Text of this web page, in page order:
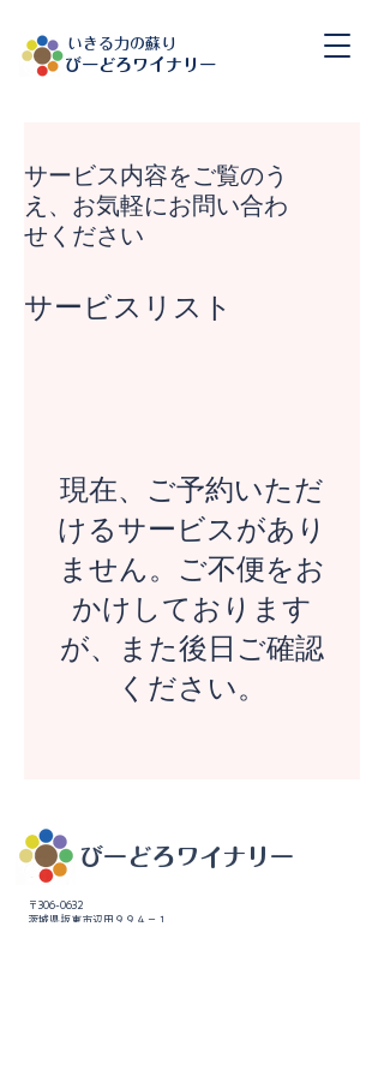
​いきる力の蘇り
​びーどろワイナリー
サービス内容をご覧のう
え、お気軽にお問い合わ
せください
サービスリスト
現在、ご予約いただ
けるサービスがあり
ません。ご不便をお
かけしております
が、また後日ご確認
ください。
​びーどろワイナリー
〒306-0632
​茨城県坂東市辺田９９４－１